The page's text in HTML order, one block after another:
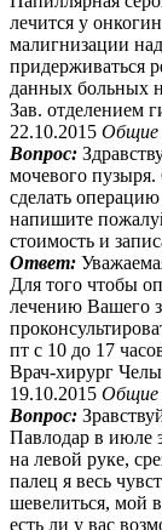
лечится у
малигнизации
придерживаться
данных больных
Зав. отделением
22.10.2015 Общие
Вопрос:
мочевого
сделать
напишите
стоимость и
Ответ:
Для того чтобы
лечению Вашего
пт с 10 до 17
Врач-хирург
19.10.2015 Общие
Вопрос:
Павлодар в июле
на левой руке,
палец я весь
шевелиться, мой
есть ли у вас